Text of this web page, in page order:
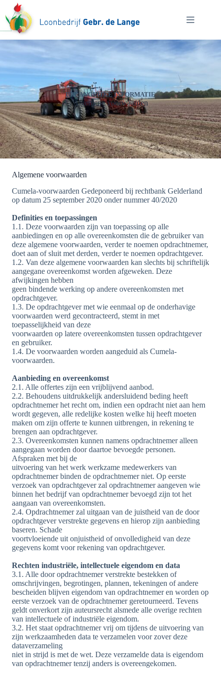
de
inhoud
BELANGRIJKE INFORMATIE
Algemene voorwaarden
Algemene voorwaarden
Cumela-voorwaarden Gedeponeerd bij rechtbank Gelderland
op datum 25 september 2020 onder nummer 40/2020
Definities en toepassingen
1.1. Deze voorwaarden zijn van toepassing op alle
aanbiedingen en op alle overeenkomsten die de gebruiker van
deze algemene voorwaarden, verder te noemen opdrachtnemer,
doet aan of sluit met derden, verder te noemen opdrachtgever.
1.2. Van deze algemene voorwaarden kan slechts bij schriftelijk
aangegane overeenkomst worden afgeweken. Deze
afwijkingen hebben
geen bindende werking op andere overeenkomsten met
opdrachtgever.
1.3. De opdrachtgever met wie eenmaal op de onderhavige
voorwaarden werd gecontracteerd, stemt in met
toepasselijkheid van deze
voorwaarden op latere overeenkomsten tussen opdrachtgever
en gebruiker.
1.4. De voorwaarden worden aangeduid als Cumela-
voorwaarden.
Aanbieding en overeenkomst
2.1. Alle offertes zijn een vrijblijvend aanbod.
2.2. Behoudens uitdrukkelijk andersluidend beding heeft
opdrachtnemer het recht om, indien een opdracht niet aan hem
wordt gegeven, alle redelijke kosten welke hij heeft moeten
maken om zijn offerte te kunnen uitbrengen, in rekening te
brengen aan opdrachtgever.
2.3. Overeenkomsten kunnen namens opdrachtnemer alleen
aangegaan worden door daartoe bevoegde personen.
Afspraken met bij de
uitvoering van het werk werkzame medewerkers van
opdrachtnemer binden de opdrachtnemer niet. Op eerste
verzoek van opdrachtgever zal opdrachtnemer aangeven wie
binnen het bedrijf van opdrachtnemer bevoegd zijn tot het
aangaan van overeenkomsten.
2.4. Opdrachtnemer zal uitgaan van de juistheid van de door
opdrachtgever verstrekte gegevens en hierop zijn aanbieding
baseren. Schade
voortvloeiende uit onjuistheid of onvolledigheid van deze
gegevens komt voor rekening van opdrachtgever.
Rechten industriële, intellectuele eigendom en data
3.1. Alle door opdrachtnemer verstrekte bestekken of
omschrijvingen, begrotingen, plannen, tekeningen of andere
bescheiden blijven eigendom van opdrachtnemer en worden op
eerste verzoek van de opdrachtnemer geretourneerd. Tevens
geldt onverkort zijn auteursrecht alsmede alle overige rechten
van intellectuele of industriële eigendom.
3.2. Het staat opdrachtnemer vrij om tijdens de uitvoering van
zijn werkzaamheden data te verzamelen voor zover deze
dataverzameling
niet in strijd is met de wet. Deze verzamelde data is eigendom
van opdrachtnemer tenzij anders is overeengekomen.